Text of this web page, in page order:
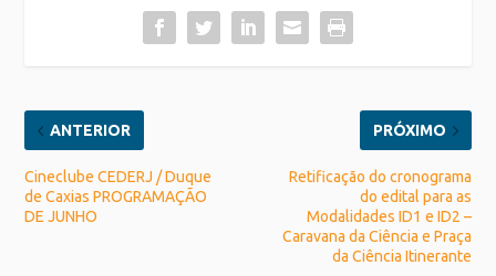
ANTERIOR
Cineclube CEDERJ / Duque
de Caxias PROGRAMAÇÃO
DE JUNHO
PRÓXIMO
Retificação do cronograma
do edital para as
Modalidades ID1 e ID2 –
Caravana da Ciência e Praça
da Ciência Itinerante